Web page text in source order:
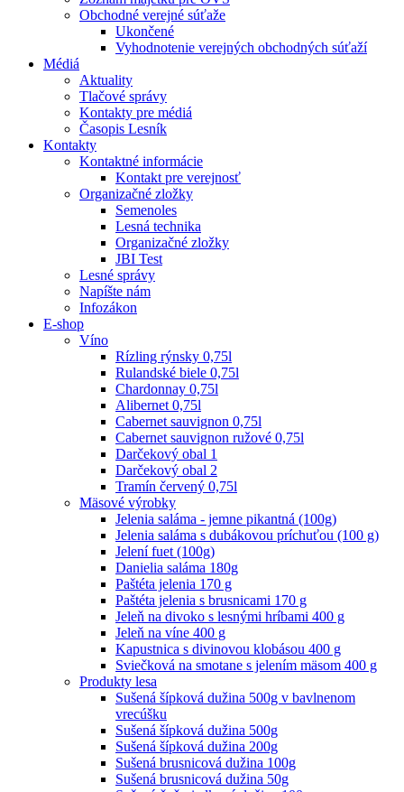
Obchodné verejné súťaže
Ukončené
Vyhodnotenie verejných obchodných súťaží
Médiá
Aktuality
Tlačové správy
Kontakty pre médiá
Časopis Lesník
Kontakty
Kontaktné informácie
Kontakt pre verejnosť
Organizačné zložky
Semenoles
Lesná technika
Organizačné zložky
JBI Test
Lesné správy
Napíšte nám
Infozákon
E-shop
Víno
Rízling rýnsky 0,75l
Rulandské biele 0,75l
Chardonnay 0,75l
Alibernet 0,75l
Cabernet sauvignon 0,75l
Cabernet sauvignon ružové 0,75l
Darčekový obal 1
Darčekový obal 2
Tramín červený 0,75l
Mäsové výrobky
Jelenia saláma - jemne pikantná (100g)
Jelenia saláma s dubákovou príchuťou (100 g)
Jelení fuet (100g)
Danielia saláma 180g
Paštéta jelenia 170 g
Paštéta jelenia s brusnicami 170 g
Jeleň na divoko s lesnými hríbami 400 g
Jeleň na víne 400 g
Kapustnica s divinovou klobásou 400 g
Sviečková na smotane s jelením mäsom 400 g
Produkty lesa
Sušená šípková dužina 500g v bavlnenom
vrecúšku
Sušená šípková dužina 500g
Sušená šípková dužina 200g
Sušená brusnicová dužina 100g
Sušená brusnicová dužina 50g